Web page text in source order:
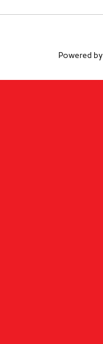
Powered by